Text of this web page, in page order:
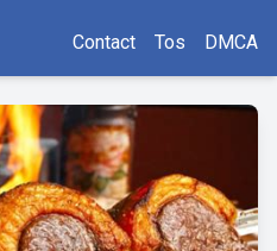
Contact Tos DMCA